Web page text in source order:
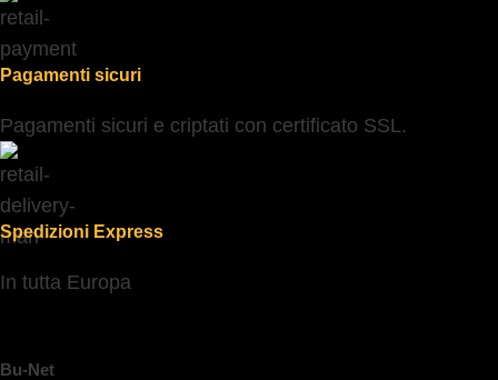
Pagamenti sicuri
Pagamenti sicuri e criptati con certificato SSL.
Spedizioni Express
In tutta Europa
Bu-Net